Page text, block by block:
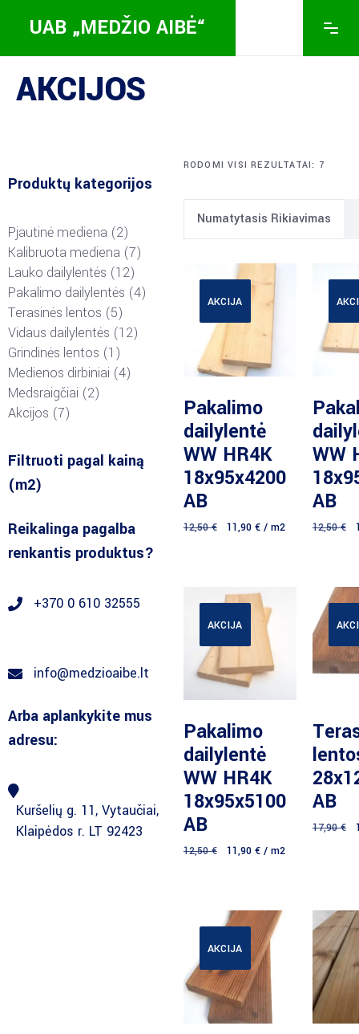
UAB „MEDŽIO AIBĖ“
AKCIJOS
Produktų kategorijos
Pjautinė mediena 2
Kalibruota mediena 7
Lauko dailylentės 12
Pakalimo dailylentės 4
Terasinės lentos 5
Vidaus dailylentės 12
Grindinės lentos 1
Medienos dirbiniai 4
Medsraigčiai 2
Akcijos 7
Filtruoti pagal kainą
(m2)
Reikalinga pagalba
renkantis produktus?
+370 0 610 32555
info@medzioaibe.lt
Arba aplankykite mus
adresu:
Kuršelių g. 11, Vytaučiai,
Klaipėdos r. LT 92423
RODOMI VISI REZULTATAI: 7
Numatytasis Rikiavimas
AKCIJA
Daugiau
Pakalimo
dailylentė
WW HR4K
18x95x4200
AB
12,50€ 11,90 €/ m2
WW
AB
12,50€
AKCIJA
Daugiau
Pakalimo
dailylentė
WW HR4K
18x95x5100
AB
12,50€ 11,90 €/ m2
AB
17,90€
AKCIJA